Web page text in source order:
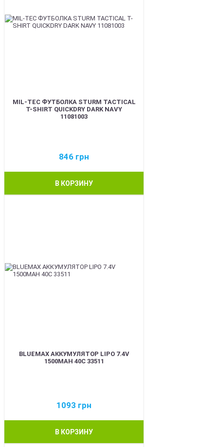
MIL-TEC ФУТБОЛКА STURM TACTICAL
T-SHIRT QUICKDRY DARK NAVY
11081003
846 грн
В КОРЗИНУ
BLUEMAX АККУМУЛЯТОР LIPO 7.4V
1500MAH 40C 33511
1093 грн
В КОРЗИНУ